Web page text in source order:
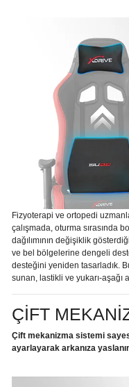
Fizyoterapi ve ortopedi
çalışmada, oturma sırasında
dağılımının değişiklik
ve bel bölgelerine dengeli
desteğini yeniden tasarladık.
sunan, lastikli ve yukarı-
ÇİFT
Çift mekanizma sistemi
ayarlayarak arkanıza